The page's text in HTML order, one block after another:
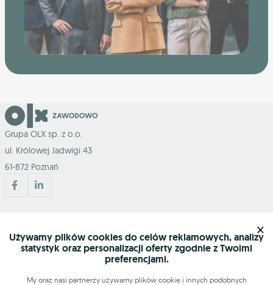
Grupa OLX sp. z o.o.
ul. Królowej Jadwigi 43
61-872 Poznań
Używamy plików cookies do celów reklamowych, analizy
statystyk oraz personalizacji oferty zgodnie z Twoimi
preferencjami.
My oraz nasi partnerzy używamy plików cookie i innych podobnych
×